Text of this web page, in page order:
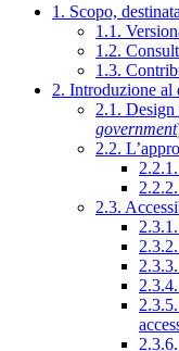
1. Scopo,
1.1.
1.2.
1.3.
2. Introduzione
2.1. Design
government
2.2.
2.3.